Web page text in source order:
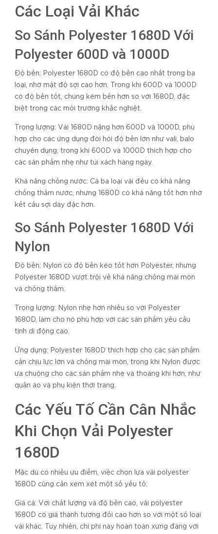
Các Loại Vải Khác
So Sánh Polyester 1680D Với
Polyester 600D và 1000D
Độ bền: Polyester 1680D có độ bền cao nhất trong ba
loại, nhờ mật độ sợi cao hơn. Trong khi 600D và 1000D
có độ bền tốt, chúng kém bền hơn so với 1680D, đặc
biệt trong các môi trường khắc nghiệt.
Trọng lượng: Vải 1680D nặng hơn 600D và 1000D, phù
hợp cho các ứng dụng đòi hỏi độ bền lớn như vali, balo
chuyên dụng, trong khi 600D và 1000D thích hợp cho
các sản phẩm nhẹ như túi xách hàng ngày.
Khả năng chống nước: Cả ba loại vải đều có khả năng
chống thấm nước, nhưng 1680D có khả năng tốt hơn nhờ
kết cấu sợi dày đặc hơn.
So Sánh Polyester 1680D Với
Nylon
Độ bền: Nylon có độ bền kéo tốt hơn Polyester, nhưng
Polyester 1680D vượt trội về khả năng chống mài mòn
và chống thấm.
Trọng lượng: Nylon nhẹ hơn nhiều so với Polyester
1680D, làm cho nó phù hợp với các sản phẩm yêu cầu
tính di động cao.
Ứng dụng: Polyester 1680D thích hợp cho các sản phẩm
cần chịu lực lớn và chống mài mòn, trong khi Nylon được
ưa chuộng cho các sản phẩm nhẹ và thoáng khí hơn, như
quần áo và phụ kiện thời trang.
Các Yếu Tố Cần Cân Nhắc
Khi Chọn Vải Polyester
1680D
Mặc dù có nhiều ưu điểm, việc chọn lựa vải polyester
1680D cũng cần xem xét một số yếu tố:
Giá cả: Với chất lượng và độ bền cao, vải polyester
1680D có giá thành tương đối cao hơn so với một số loại
vải khác. Tuy nhiên, chi phí này hoàn toàn xứng đáng với